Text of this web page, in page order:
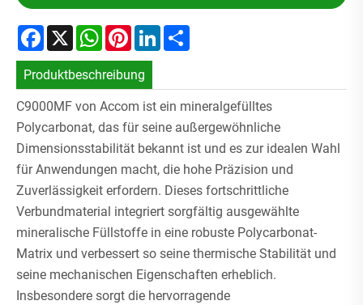
Facebook
X WhatsApp
PinterestLinkedIn
Produktbeschreibung
C9000MF von Accom ist ein mineralgefülltes
Polycarbonat, das für seine außergewöhnliche
Dimensionsstabilität bekannt ist und es zur idealen Wahl
für Anwendungen macht, die hohe Präzision und
Zuverlässigkeit erfordern. Dieses fortschrittliche
Verbundmaterial integriert sorgfältig ausgewählte
mineralische Füllstoffe in eine robuste Polycarbonat-
Matrix und verbessert so seine thermische Stabilität und
seine mechanischen Eigenschaften erheblich.
Insbesondere sorgt die hervorragende